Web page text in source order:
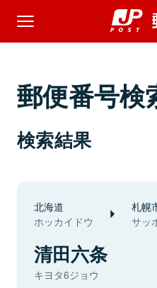
郵便番号検
検索結果
北海道
ホッカイドウ
札幌
サッ
清田六条
キヨタ6ジョウ